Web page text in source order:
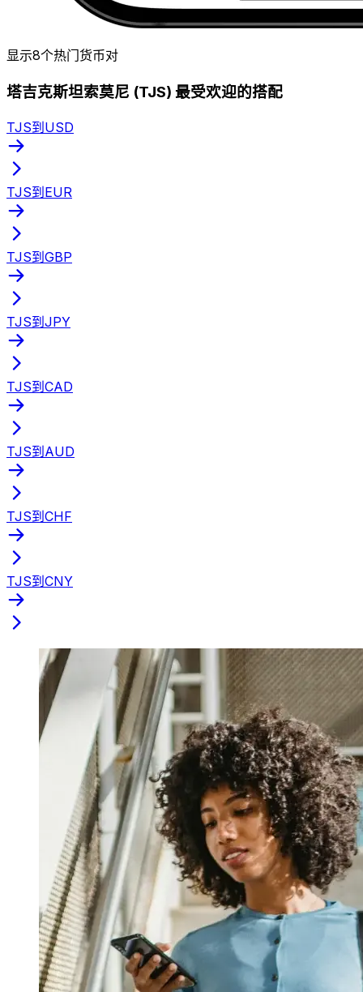
显示8个热门货币对
塔吉克斯坦索莫尼 (TJS) 最受欢迎的搭配
TJS到USD
TJS到EUR
TJS到GBP
TJS到JPY
TJS到CAD
TJS到AUD
TJS到CHF
TJS到CNY